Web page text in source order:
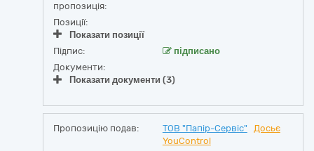
пропозиція:
Позиції:
Показати позиції
Підпис:
підписано
Документи:
Показати документи (3)
Пропозицію подав: ТОВ "Папір-Сервіс"
Досьє
YouControl